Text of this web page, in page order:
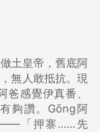
土皇帝，舊底阿
無人敢抵抗。現
感覺伊真番、
夠讚。Gōng阿
——「押寨……先